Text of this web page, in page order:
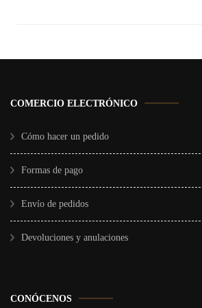
COMERCIO ELECTRÓNICO
Cómo hacer un pedido
Formas de pago
Envío de pedidos
Devoluciones y anulaciones
CONÓCENOS